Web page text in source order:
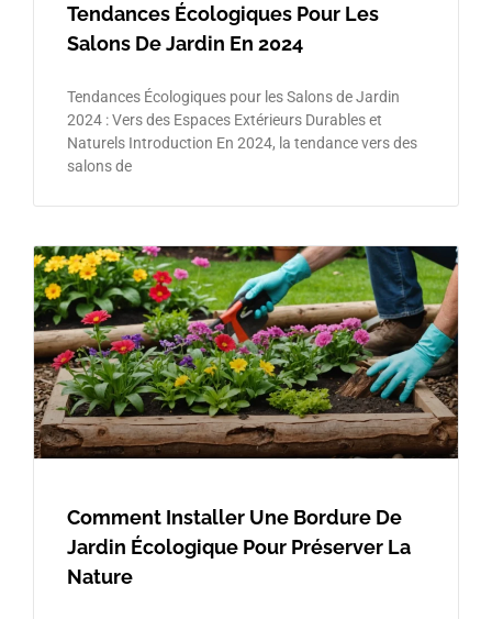
Tendances Écologiques Pour Les
Salons De Jardin En 2024
Tendances Écologiques pour les Salons de Jardin
2024 : Vers des Espaces Extérieurs Durables et
Naturels Introduction En 2024, la tendance vers des
salons de
Comment Installer Une Bordure De
Jardin Écologique Pour Préserver La
Nature